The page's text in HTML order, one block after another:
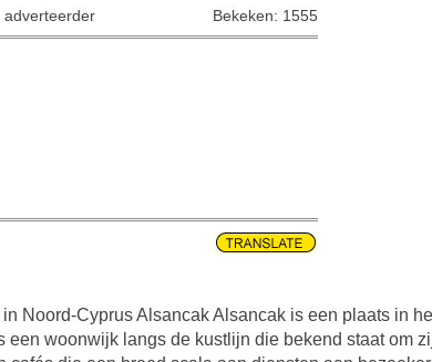
adverteerder Bekeken: 1555
Noord-Cyprus Alsancak Alsancak is een plaats in
een woonwijk langs de kustlijn die bekend staat om